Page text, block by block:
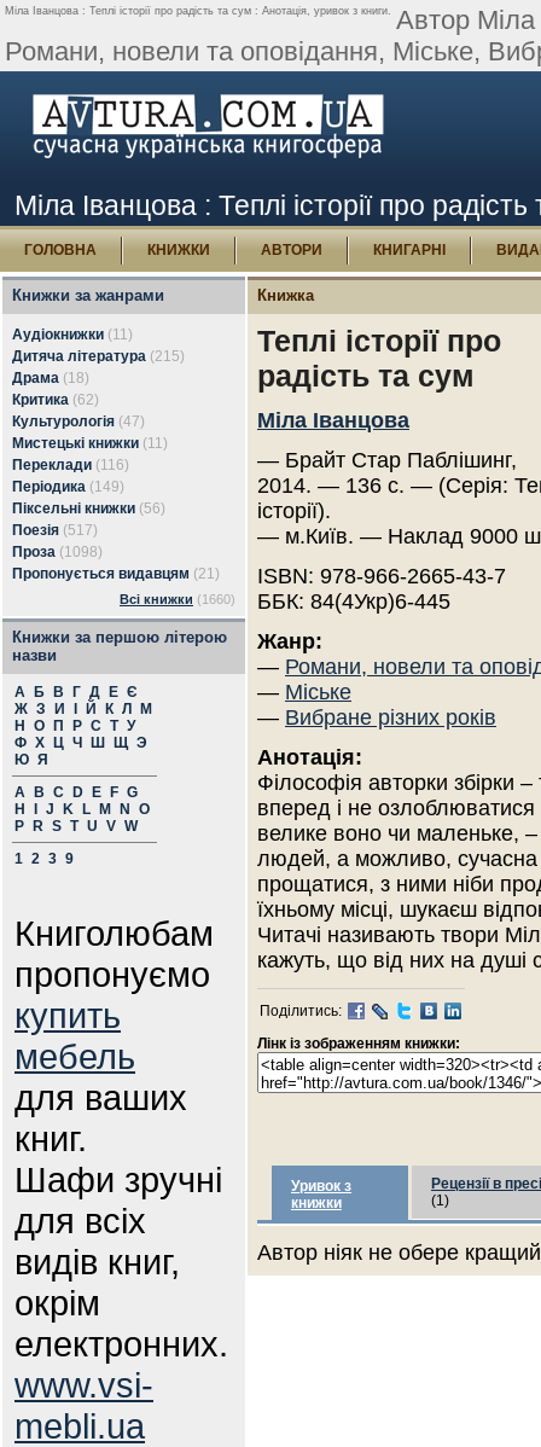
Міла Іванцова : Теплі історії про радість та сум : Анотація, уривок з книги. Автор Міла
Романи, новели та оповідання, Міське,
Міла Іванцова : Теплі історії про
ГОЛОВНА КНИЖКИ АВТОРИ КНИГАРНІ
Книжки за жанрами
Аудіокнижки (11)
Дитяча література (215)
Драма (18)
Критика (62)
Культурологія (47)
Мистецькі книжки (11)
Переклади (116)
Періодика (149)
Піксельні книжки (56)
Поезія (517)
Проза (1098)
Пропонується видавцям (21)
Всі книжки (1660)
Книжки за першою літерою
назви
А Б В Г Д Е Є
Ж З И Й К Л
М
Н
О П Р С Т У
Ф Х Ц Ч Ш Щ Э
Ю Я
A
B C D E F G
H
J K L M N
O
P
R S T U V W
1 2 3 9
Книголюбам
пропонуємо
купить
мебель
для ваших
книг.
Шафи зручні
для всіх
видів книг,
окрім
електронних.
www.vsi-
mebli.ua
Книжка
Теплі історії про
радість та сум
Міла Іванцова
— Брайт Стар Паблішинг,
2014. — 136 с. — (Серія:
історії).
— м.Київ. — Наклад 9000
ISBN: 978-966-2665-43-7
ББК: 84(4Укр)6-445
Жанр:
— Романи, новели та
— Міське
— Вибране різних років
Анотація:
Філософія авторки збірки
вперед і не
велике воно чи маленьке, –
людей, а можливо, сучасна
прощатися, з ними ніби
їхньому місці, шукаєш
Читачі називають твори
кажуть, що від них на душі
Поділитись:
Лінк із зображенням книжки:
Уривок з
книжки
Рецензії в пресі
(1)
Автор ніяк не обере